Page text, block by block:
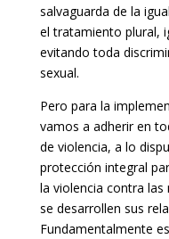
salvaguarda de la
el tratamiento plural,
evitando toda
sexual.
Pero para la
vamos a adherir en
de violencia, a lo
protección integral
la violencia contra
se desarrollen sus
Fundamentalmente